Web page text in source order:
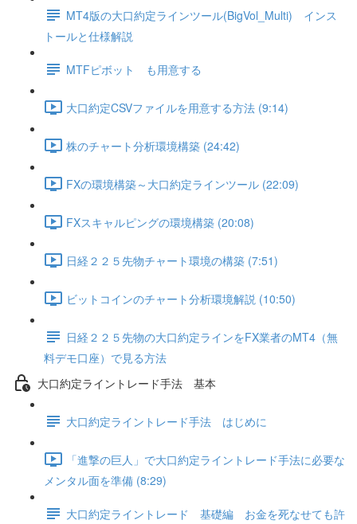
MT4版の大口約定ラインツール(BigVol_Multi) インス
トールと仕様解説
MTFピボット も用意する
大口約定CSVファイルを用意する方法 (9:14)
株のチャート分析環境構築 (24:42)
FXの環境構築～大口約定ラインツール (22:09)
FXスキャルピングの環境構築 (20:08)
日経２２５先物チャート環境の構築 (7:51)
ビットコインのチャート分析環境解説 (10:50)
日経２２５先物の大口約定ラインをFX業者のMT4（無
料デモ口座）で見る方法
大口約定ライントレード手法 基本
大口約定ライントレード手法 はじめに
「進撃の巨人」で大口約定ライントレード手法に必要な
メンタル面を準備 (8:29)
大口約定ライントレード 基礎編 お金を死なせても許